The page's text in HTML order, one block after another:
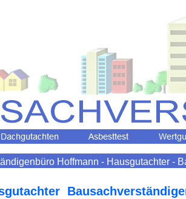
Hoffmann - Hausgutachter -